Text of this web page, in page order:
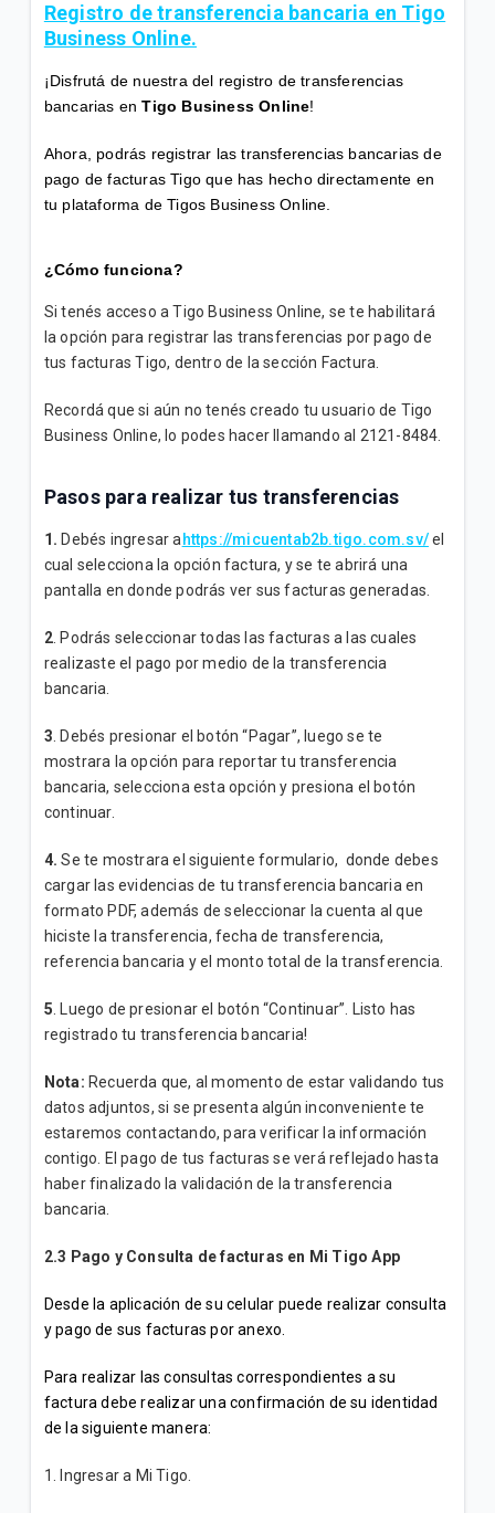
Registro de transferencia bancaria en Tigo
Business Online.
¡Disfrutá de nuestra del registro de transferencias
bancarias enTigo Business Online!
Ahora, podrás registrar las transferencias bancarias de
pago de facturas Tigo que has hecho directamente en
tu plataforma de Tigos Business Online.
¿Cómo funciona?
Si tenés acceso a Tigo Business Online, se te habilitará
la opción para registrar las transferencias por pago de
tus facturas Tigo, dentro de la sección Factura.
Recordá que si aún no tenés creado tu usuario de Tigo
Business Online, lo podes hacer llamando al 2121-8484.
Pasos para realizar tus transferencias
1. Debés ingresar ahttps://micuentab2b.tigo.com.sv/el
cual selecciona la opción factura, y se te abrirá una
pantalla en donde podrás ver sus facturas generadas.
2. Podrás seleccionar todas las facturas a las cuales
realizaste el pago por medio de la transferencia
bancaria.
3. Debés presionar el botón “Pagar”, luego se te
mostrara la opción para reportar tu transferencia
bancaria, selecciona esta opción y presiona el botón
continuar.
4. Se te mostrara el siguiente formulario, donde debes
cargar las evidencias de tu transferencia bancaria en
formato PDF, además de seleccionar la cuenta al que
hiciste la transferencia, fecha de transferencia,
referencia bancaria y el monto total de la transferencia.
5. Luego de presionar el botón “Continuar”. Listo has
registrado tu transferencia bancaria!
Nota: Recuerda que, al momento de estar validando tus
datos adjuntos, si se presenta algún inconveniente te
estaremos contactando, para verificar la información
contigo. El pago de tus facturas se verá reflejado hasta
haber finalizado la validación de la transferencia
bancaria.
2.3 Pago y Consulta de facturas en Mi Tigo App
Desde la aplicación de su celular puede realizar consulta
y pago de sus facturas por anexo.
Para realizar las consultas correspondientes a su
factura debe realizar una confirmación de su identidad
de la siguiente manera:
1. Ingresar a Mi Tigo.